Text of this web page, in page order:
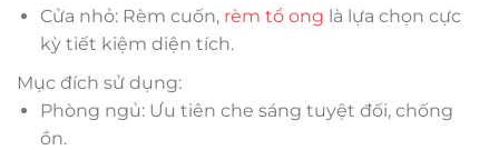
Cửa nhỏ: Rèm cuốn, rèm tổ ong là lựa chọn cực
kỳ tiết kiệm diện tích.
Mục đích sử dụng:
Phòng ngủ: Ưu tiên che sáng tuyệt đối, chống
ồn.